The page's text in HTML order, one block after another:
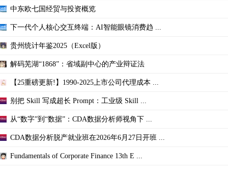
中东欧七国经贸与投资概览
下一代个人核心交互终端：AI智能眼镜消费趋 ...
贵州统计年鉴2025（Excel版）
解码芜湖“1868”：省域副中心的产业辩证法
【25重磅更新!】1990-2025上市公司代理成本 ...
别把 Skill 写成超长 Prompt：工业级 Skill ...
从“数字”到“数据”：CDA数据分析师视角下 ...
CDA数据分析脱产就业班在2026年6月27日开班 ...
Fundamentals of Corporate Finance 13th E ...